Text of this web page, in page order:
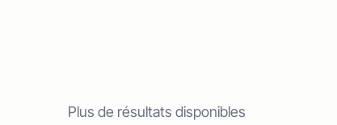
Plus de résultats disponibles